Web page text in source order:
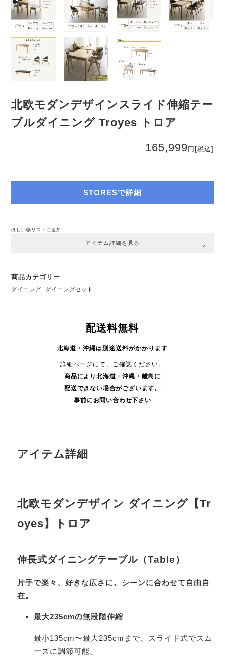
北欧モダンデザインスライド伸縮テー
ブルダイニング Troyes トロア
165,999 円 [税込]
STORESで詳細
ほしい物リストに追加
アイテム詳細を見る
商品カテゴリー
ダイニング ダイニングセット
配送料無料
北海道・沖縄は別途送料がかかります
詳細ページにて、ご確認ください。
商品により 北海道・沖縄・ 離島に
配送できない場合がございます。
事前にお問い合わせ下さい
アイテム詳細
北欧モダンデザイン ダイニング【Tr
oyes】トロア
伸長式ダイニングテーブル（Table）
片手で楽々、好きな広さに。シーンに合わせて自由自
在。
最大235cmの無段階伸縮
最小135cm〜最大235cmまで、スライド式でスム
ーズに調節可能。